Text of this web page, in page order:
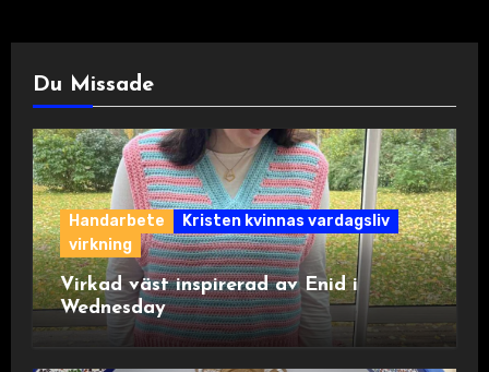
Du Missade
Handarbete
Kristen kvinnas vardagsliv
virkning
Virkad väst inspirerad av Enid i
Wednesday